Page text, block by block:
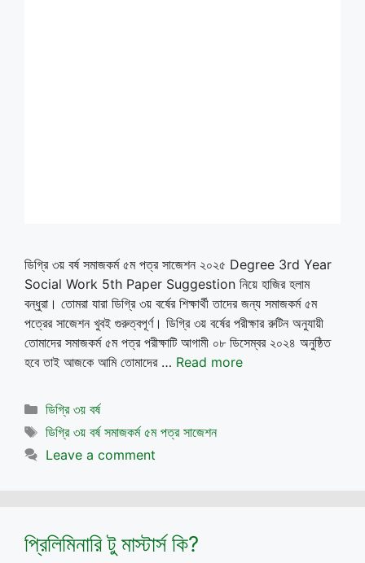
ডিগ্রি ৩য় বর্ষ সমাজকর্ম ৫ম পত্র সাজেশন ২০২৫ Degree 3rd Year
Social Work 5th Paper Suggestion নিয়ে হাজির হলাম
বন্ধুরা। তোমরা যারা ডিগ্রি ৩য় বর্ষের শিক্ষার্থী তাদের জন্য সমাজকর্ম ৫ম
পত্রের সাজেশন খুবই গুরুত্বপূর্ণ। ডিগ্রি ৩য় বর্ষের পরীক্ষার রুটিন অনুযায়ী
তোমাদের সমাজকর্ম ৫ম পত্র পরীক্ষাটি আগামী ০৮ ডিসেম্বর ২০২৪ অনুষ্ঠিত
হবে তাই আজকে আমি তোমাদের … Read more
Categories
ডিগ্রি ৩য় বর্ষ
Tags
ডিগ্রি ৩য় বর্ষ সমাজকর্ম ৫ম পত্র সাজেশন
Leave a comment
প্রিলিমিনারি টু মাস্টার্স কি?